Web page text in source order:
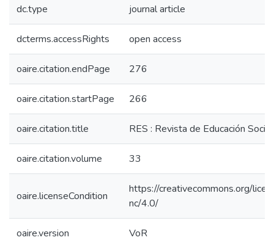
dc.type journal article
dcterms.accessRights open access
oaire.citation.endPage 276
oaire.citation.startPage 266
oaire.citation.title RES : Revista de Educación Social
oaire.citation.volume 33
oaire.licenseCondition
https://creativecommons.org/
nc/4.0/
oaire.version VoR